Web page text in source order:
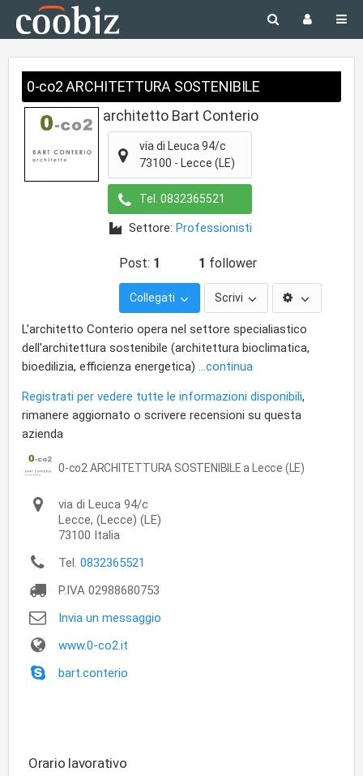
0-co2 ARCHITETTURA SOSTENIBILE
architetto Bart Conterio
via di Leuca 94/c
73100 - Lecce (LE)
Tel. 0832365521
Settore: Professionisti
Post: 1 1 follower
Collegati Scrivi
L'architetto Conterio opera nel settore specialiastico
dell'architettura sostenibile (architettura bioclimatica,
bioedilizia, efficienza energetica) ...continua
Registrati per vedere tutte le informazioni disponibili,
rimanere aggiornato o scrivere recensioni su questa
azienda
0-co2 ARCHITETTURA SOSTENIBILE a Lecce (LE)
via di Leuca 94/c
Lecce, (Lecce) (LE)
73100 Italia
Tel. 0832365521
P.IVA 02988680753
Invia un messaggio
www.0-co2.it
bart.conterio
Orario lavorativo